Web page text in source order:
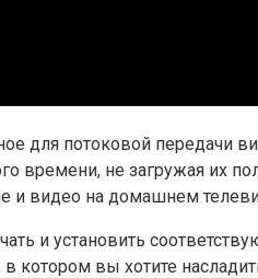
для потоковой передачи
времени, не загружая их
и видео на домашнем
и установить
котором вы хотите